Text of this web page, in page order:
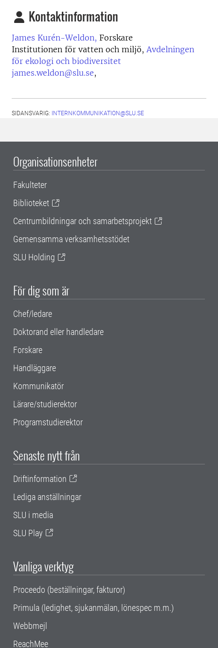
Kontaktinformation
James Kurén-Weldon, Forskare
Institutionen för vatten och miljö, Avdelningen
för ekologi och biodiversitet
james.weldon@slu.se,
SIDANSVARIG: INTERNKOMMUNIKATION@SLU.SE
Organisationsenheter
Fakulteter
Biblioteket
Centrumbildningar och samarbetsprojekt
Gemensamma verksamhetsstödet
SLU Holding
För dig som är
Chef/ledare
Doktorand eller handledare
Forskare
Handläggare
Kommunikatör
Lärare/studierektor
Programstudierektor
Senaste nytt från
Driftinformation
Lediga anställningar
SLU i media
SLU Play
Vanliga verktyg
Proceedo (beställningar, fakturor)
Primula (ledighet, sjukanmälan, lönespec m.m.)
Webbmejl
ReachMee